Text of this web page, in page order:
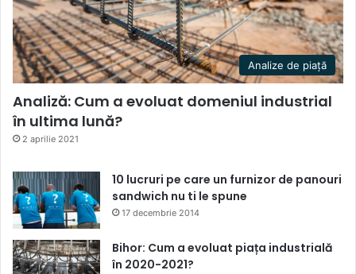
Analize de piață
Analiză: Cum a evoluat domeniul industrial
în ultima lună?
2 aprilie 2021
10 lucruri pe care un furnizor de panouri
sandwich nu ti le spune
17 decembrie 2014
Bihor: Cum a evoluat piața industrială
în 2020-2021?